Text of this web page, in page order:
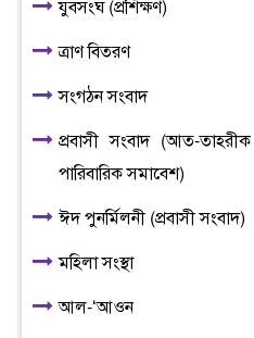
যুবসংঘ (প্রশিক্ষণ)
ত্রাণ বিতরণ
সংগঠন সংবাদ
প্রবাসী সংবাদ (আত-
পারিবারিক সমাবেশ)
ঈদ পুনর্মিলনী (প্রবাসী সংবাদ)
মহিলা সংস্থা
আল-‘আওন